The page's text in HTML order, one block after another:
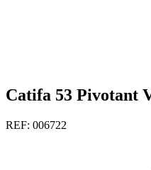
Catifa 53 Pivotant
REF: 006722